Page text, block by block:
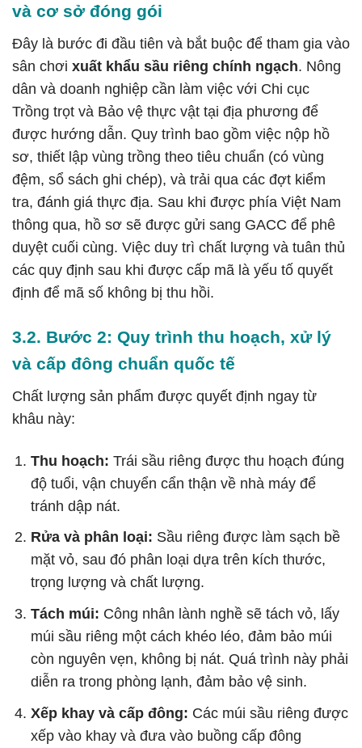
và cơ sở đóng gói
Đây là bước đi đầu tiên và bắt buộc để tham gia vào
sân chơi xuất khẩu sầu riêng chính ngạch. Nông
dân và doanh nghiệp cần làm việc với Chi cục
Trồng trọt và Bảo vệ thực vật tại địa phương để
được hướng dẫn. Quy trình bao gồm việc nộp hồ
sơ, thiết lập vùng trồng theo tiêu chuẩn (có vùng
đệm, sổ sách ghi chép), và trải qua các đợt kiểm
tra, đánh giá thực địa. Sau khi được phía Việt Nam
thông qua, hồ sơ sẽ được gửi sang GACC để phê
duyệt cuối cùng. Việc duy trì chất lượng và tuân thủ
các quy định sau khi được cấp mã là yếu tố quyết
định để mã số không bị thu hồi.
3.2. Bước 2: Quy trình thu hoạch, xử lý
và cấp đông chuẩn quốc tế
Chất lượng sản phẩm được quyết định ngay từ
khâu này:
Thu hoạch: Trái sầu riêng được thu hoạch đúng
độ tuổi, vận chuyển cẩn thận về nhà máy để
tránh dập nát.
Rửa và phân loại: Sầu riêng được làm sạch bề
mặt vỏ, sau đó phân loại dựa trên kích thước,
trọng lượng và chất lượng.
Tách múi: Công nhân lành nghề sẽ tách vỏ, lấy
múi sầu riêng một cách khéo léo, đảm bảo múi
còn nguyên vẹn, không bị nát. Quá trình này phải
diễn ra trong phòng lạnh, đảm bảo vệ sinh.
Xếp khay và cấp đông: Các múi sầu riêng được
xếp vào khay và đưa vào buồng cấp đông